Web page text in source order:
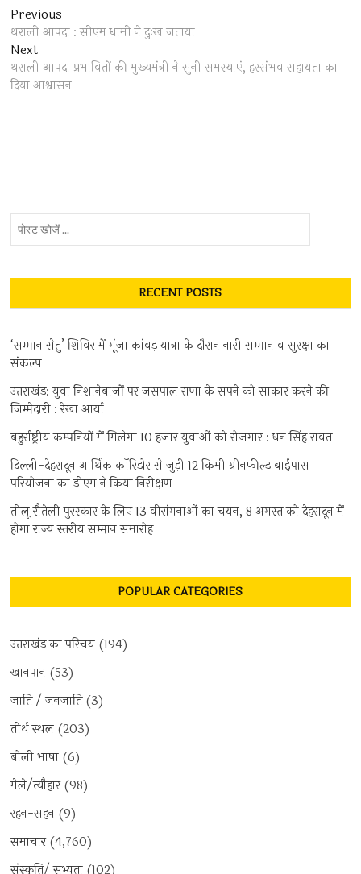
Post
navigation
Previous
post:
थराली आपदा : सीएम धामी ने दुःख जताया
NextNext
post:
थराली आपदा प्रभावितों की मुख्यमंत्री ने सुनी समस्याएं, हरसंभव सहायता का
दिया आश्वासन
RECENT POSTS
‘सम्मान सेतु’ शिविर में गूंजा कांवड़ यात्रा के दौरान नारी सम्मान व सुरक्षा का
संकल्प
उत्तराखंड: युवा निशानेबाजों पर जसपाल राणा के सपने को साकार करने की
जिम्मेदारी : रेखा आर्या
बहुर्राष्ट्रीय कम्पनियों में मिलेगा 10 हजार युवाओं को रोजगार : धन सिंह रावत
दिल्ली-देहरादून आर्थिक कॉरिडोर से जुड़ी 12 किमी ग्रीनफील्ड बाईपास
परियोजना का डीएम ने किया निरीक्षण
तीलू रौतेली पुरस्कार के लिए 13 वीरांगनाओं का चयन, 8 अगस्त को देहरादून में
होगा राज्य स्तरीय सम्मान समारोह
POPULAR CATEGORIES
उत्तराखंड का परिचय (194)
खानपान (53)
जाति / जनजाति(3)
तीर्थ स्थल (203)
बोली भाषा (6)
मेले/त्यौहार(98)
रहन-सहन (9)
समाचार(4,760)
संस्कृति/ सभ्यता (102)